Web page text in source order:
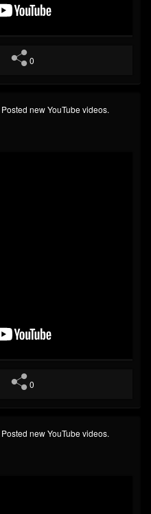
0
Posted new YouTube videos.
0
Posted new YouTube videos.